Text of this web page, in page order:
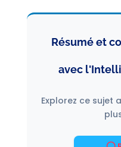
Résumé et
avec
Explorez ce sujet